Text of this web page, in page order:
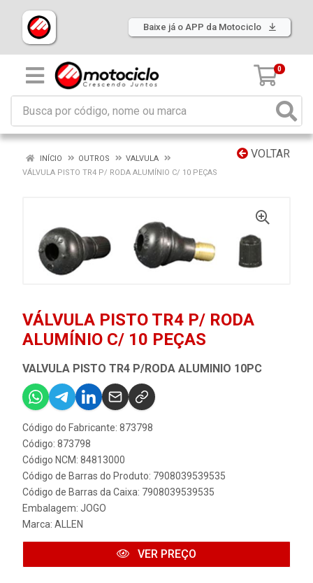
Baixe já o APP da Motociclo
0
VOLTAR
INÍCIO OUTROS
VALVULA
VÁLVULA PISTO TR4 P/ RODA ALUMÍNIO C/ 10 PEÇAS
VÁLVULA PISTO TR4 P/ RODA
ALUMÍNIO C/ 10 PEÇAS
VALVULA PISTO TR4 P/RODA ALUMINIO 10PC
Código do Fabricante: 873798
Código: 873798
Código NCM: 84813000
Código de Barras do Produto: 7908039539535
Código de Barras da Caixa: 7908039539535
Embalagem: JOGO
Marca: ALLEN
VER PREÇO